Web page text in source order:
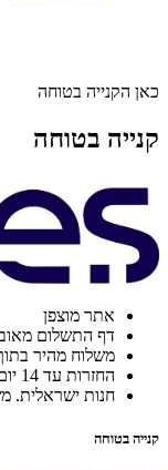
כאן הקנייה בטוחה
קנייה בטוחה
אתר מוצפן
דף התשלום
משלוח מהיר בתוך 5 ימי
החזרות עד 14 יום חינם
חנות ישראלית.
קנייה בטוחה